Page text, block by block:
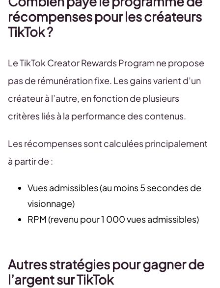
récompenses pour les créateurs
TikTok ?
Le TikTok Creator Rewards Program ne propose
pas de rémunération fixe. Les gains varient d’un
créateur à l’autre, en fonction de plusieurs
critères liés à la performance des contenus.
Les récompenses sont calculées principalement
à partir de :
Vues admissibles (au moins 5 secondes de
visionnage)
RPM (revenu pour 1 000 vues admissibles)
Autres stratégies pour gagner de
l’argent sur TikTok